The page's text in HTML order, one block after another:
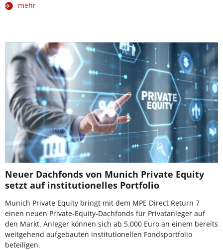
mehr
Neuer Dachfonds von Munich Private Equity
setzt auf institutionelles Portfolio
Munich Private Equity bringt mit dem MPE Direct Return 7
einen neuen Private-Equity-Dachfonds für Privatanleger auf
den Markt. Anleger können sich ab 5.000 Euro an einem bereits
weitgehend aufgebauten institutionellen Fondsportfolio
beteiligen.